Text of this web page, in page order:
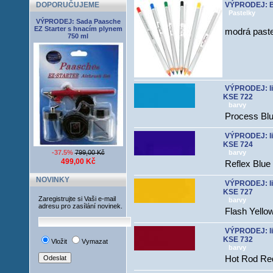
DOPORUČUJEME
VÝPRODEJ: Sada Paasche
EZ Starter s hnacím plynem
750 ml
-37.5%799,00 Kč
499,00 Kč
NOVINKY
Zaregistrujte si Vaši e-mail
adresu pro zasílání novinek.
Vložit Vymazat
VÝPRODEJ:
Pastelky
modrá
VÝPRODEJ:
KSE 722
barvy
Process
VÝPRODEJ:
KSE 724
barvy
Reflex Blue
VÝPRODEJ:
KSE 727
barvy
Flash
VÝPRODEJ:
KSE 732
barvy
Hot Rod